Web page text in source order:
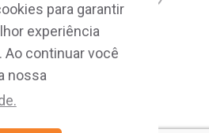
para garantir
experiência
Ao continuar você
nossa